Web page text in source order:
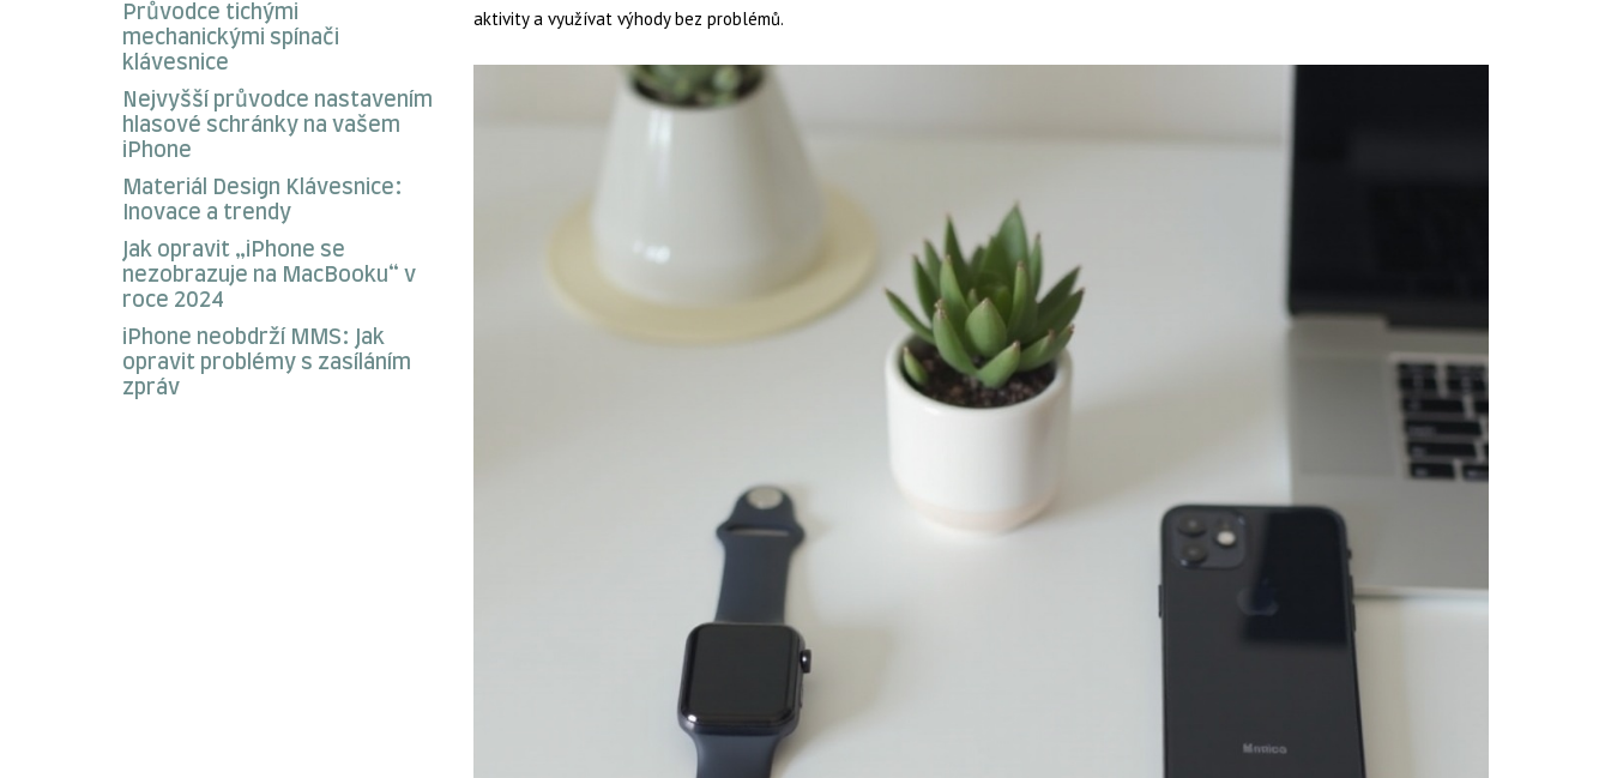
Průvodce tichými
mechanickými spínači
klávesnice
Nejvyšší průvodce nastavením
hlasové schránky na vašem
iPhone
Materiál Design Klávesnice:
Inovace a trendy
Jak opravit „iPhone se
nezobrazuje na MacBooku“ v
roce 2024
iPhone neobdrží MMS: Jak
opravit problémy s zasíláním
zpráv
aktivity a využívat výhody bez problémů.